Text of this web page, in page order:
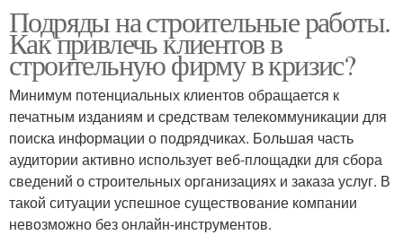
Подряды на строительные работы.
Как привлечь клиентов в
строительную фирму в кризис?
Минимум потенциальных клиентов обращается к
печатным изданиям и средствам телекоммуникации для
поиска информации о подрядчиках. Большая часть
аудитории активно использует веб-площадки для сбора
сведений о строительных организациях и заказа услуг. В
такой ситуации успешное существование компании
невозможно без онлайн-инструментов.